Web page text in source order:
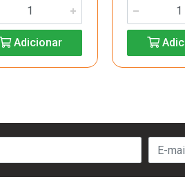
Adicionar